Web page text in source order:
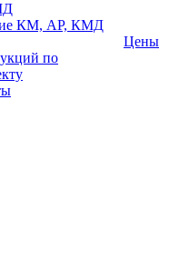
КМ, АР, КМД
по
Цены